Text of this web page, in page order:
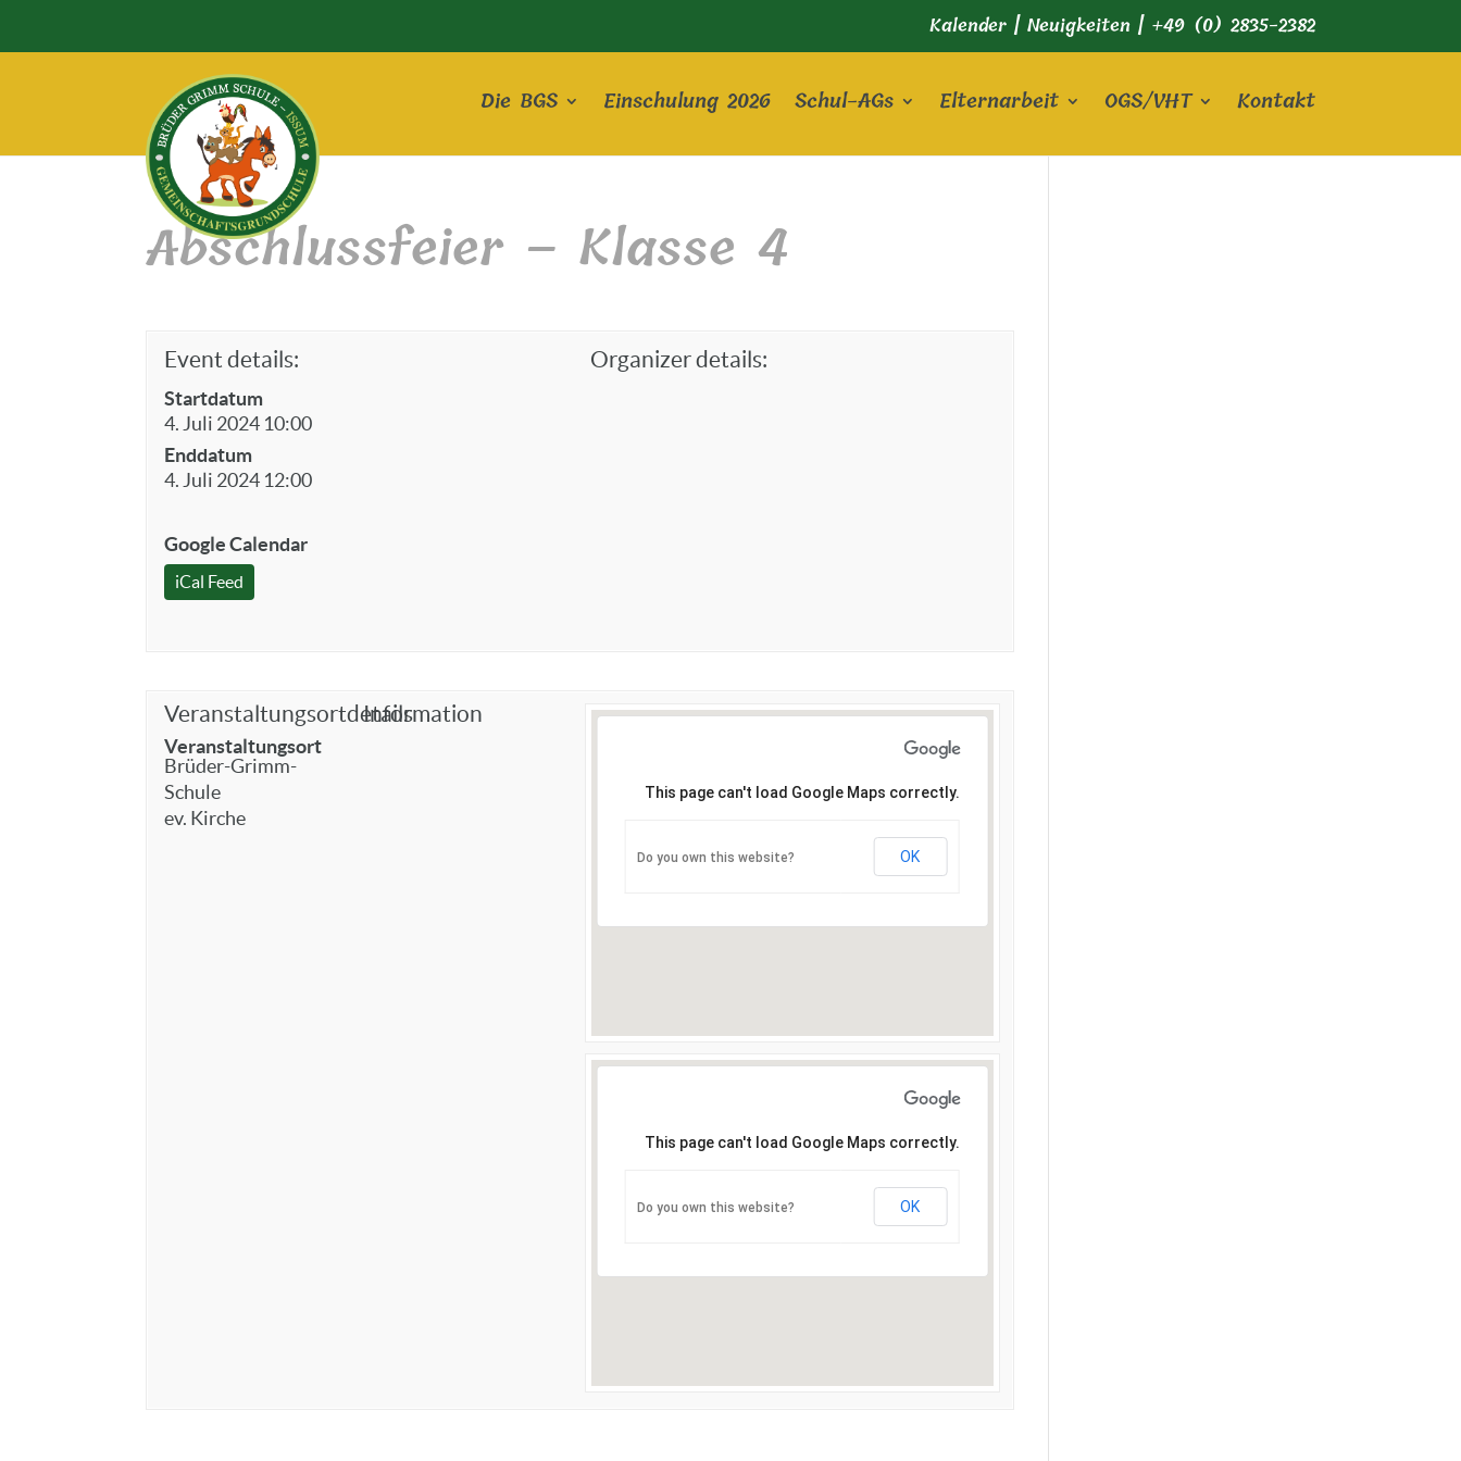
Kalender| Neuigkeiten| +49 (0) 2835-2382
Die BGS Einschulung 2026 Schul-AGs Elternarbeit OGS/VHT Kontakt
Abschlussfeier – Klasse 4
Event details:
Startdatum
4. Juli 2024 10:00
Enddatum
4. Juli 2024 12:00
Google Calendar
iCal Feed
Organizer details:
Veranstaltungsortdetails
Veranstaltungsort
Brüder-Grimm-
Schule
ev. Kirche
Information
This page can't load Google Maps correctly.
Do you own this website? OK
This page can't load Google Maps correctly.
Do you own this website? OK